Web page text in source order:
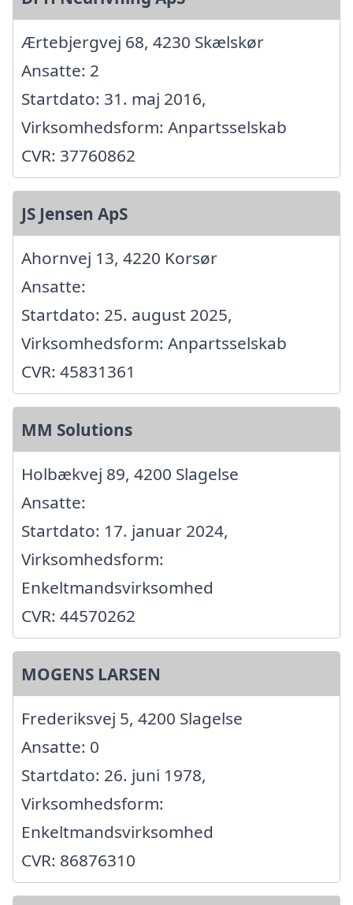
Ærtebjergvej 68, 4230 Skælskør
Ansatte: 2
Startdato: 31. maj 2016,
Virksomhedsform: Anpartsselskab
CVR: 37760862
JS Jensen ApS
Ahornvej 13, 4220 Korsør
Ansatte:
Startdato: 25. august 2025,
Virksomhedsform: Anpartsselskab
CVR: 45831361
MM Solutions
Holbækvej 89, 4200 Slagelse
Ansatte:
Startdato: 17. januar 2024,
Virksomhedsform:
Enkeltmandsvirksomhed
CVR: 44570262
MOGENS LARSEN
Frederiksvej 5, 4200 Slagelse
Ansatte: 0
Startdato: 26. juni 1978,
Virksomhedsform:
Enkeltmandsvirksomhed
CVR: 86876310